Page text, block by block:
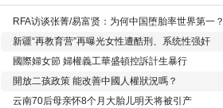
RFA访谈张菁/易富贤：为何中国堕胎率世界第一？
新疆“再教育营”再曝光女性遭酷刑、系统性强奸
國際婦女節 婦權義工華盛頓控訴計生暴行
開放二孩政策 能改善中國人權狀況嗎？
云南70后母亲怀8个月大胎儿明天将被引产